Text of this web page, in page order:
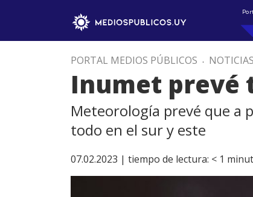
PORTAL MEDIOS PÚBLICOS . NOTICIAS
Inumet prevé
Meteorología prevé que a
todo en el sur y este
07.02.2023 | tiempo de lectura: < 1